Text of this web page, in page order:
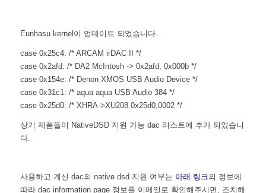
Eunhasu kernel이 업데이트 되었습니다.
case 0x25c4: /* ARCAM irDAC II */
case 0x2afd: /* DA2 McIntosh -> 0x2afd, 0x000b */
case 0x154e: /* Denon XMOS USB Audio Device */
case 0x31c1: /* aqua aqua USB Audio 384 */
case 0x25d0: /* XHRA->XU208 0x25d0,0002 */
상기 제품들이 NativeDSD 지원 가능 dac 리스트에 추가 되었습니
다.
사용하고 계신 dac의 native dsd 지원 여부는 아래 링크 의 정보에
따라 dac information page 정보를 이메일로 확인해주시면, 조치해